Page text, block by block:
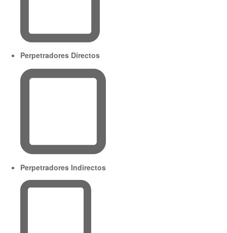
Perpetradores Directos
Perpetradores Indirectos